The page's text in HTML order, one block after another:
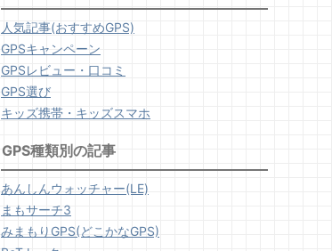
人気記事(おすすめGPS)
GPSキャンペーン
GPSレビュー・口コミ
GPS選び
キッズ携帯・キッズスマホ
GPS種類別の記事
あんしんウォッチャー(LE)
まもサーチ3
みまもりGPS(どこかなGPS)